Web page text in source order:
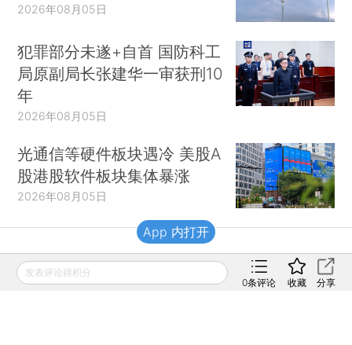
2026年08月05日
犯罪部分未遂+自首 国防科工
局原副局长张建华一审获刑10
年
2026年08月05日
光通信等硬件板块遇冷 美股A
股港股软件板块集体暴涨
2026年08月05日
财新移动
发表评论得积分
0条评论 收藏 分享
App 内打开